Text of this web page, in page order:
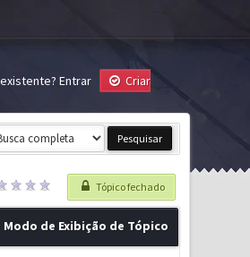
Entrar
Criar
Tópico fechado
Modo de Exibição de Tópico